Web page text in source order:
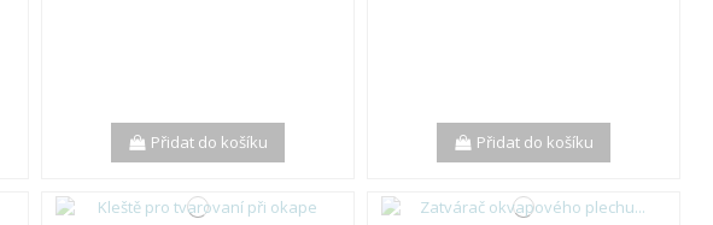
Přidat do košíku Přidat do košíku